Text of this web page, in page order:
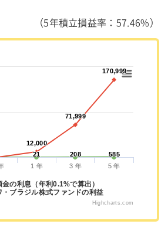
（5年積立損益率：57.46%）
21
21 208
208 585
585
12,000
12,000
71,999
71,999
170,999
170,999
金の利息（年利0.1%で算出）
・ブラジル株式ファンドの利益
1 年 3 年 5 年
Highcharts.com